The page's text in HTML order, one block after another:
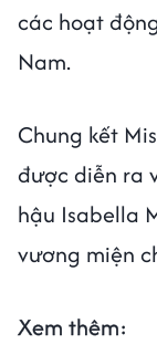
các hoạt
Nam.
Chung kết
được diễn ra
hậu Isabella
vương miện
Xem thêm: